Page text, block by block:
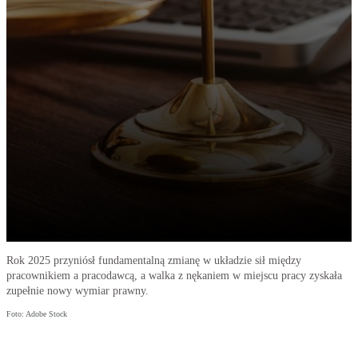
Rok 2025 przyniósł fundamentalną zmianę w układzie sił między
pracownikiem a pracodawcą, a walka z nękaniem w miejscu pracy zyskała
zupełnie nowy wymiar prawny.
Foto: Adobe Stock